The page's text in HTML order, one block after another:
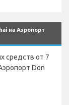
на Аэропорт
средств от 7
Don